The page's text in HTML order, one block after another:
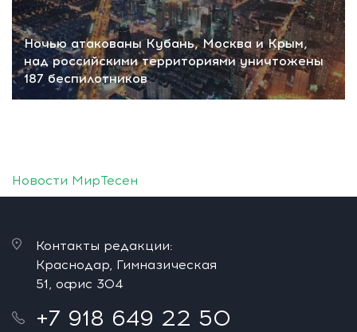
Ночью атакованы Кубань, Москва и Крым,
над российскими территориями уничтожены
187 беспилотников
Новости МирТесен
Контакты редакции:
Краснодар, Гимназическая
51, офис 304
+7 918 649 22 50